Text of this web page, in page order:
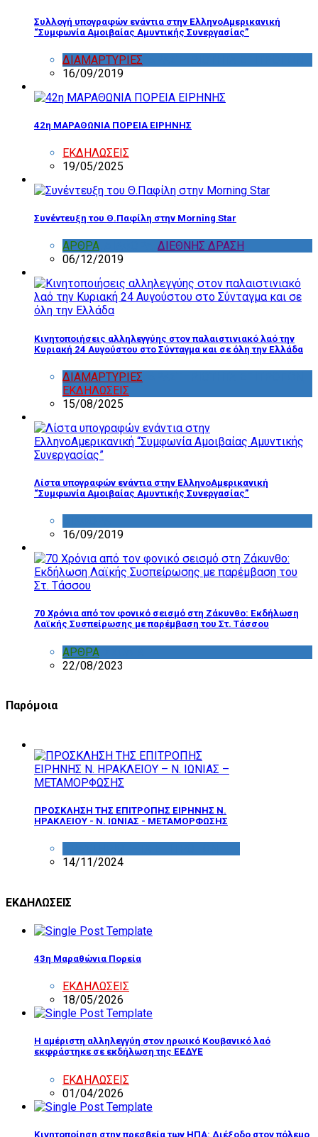
Συλλογή υπογραφών ενάντια στην ΕλληνοΑμερικανική
“Συμφωνία Αμοιβαίας Αμυντικής Συνεργασίας”
ΔΙΑΜΑΡΤΥΡΙΕΣ
16/09/2019
42η ΜΑΡΑΘΩΝΙΑ ΠΟΡΕΙΑ ΕΙΡΗΝΗΣ
ΕΚΔΗΛΩΣΕΙΣ
19/05/2025
Συνέντευξη του Θ.Παφίλη στην Morning Star
ΑΡΘΡΑ
ΔΙΕΘΝΗΣ ΔΡΑΣΗ
06/12/2019
Κινητοποιήσεις αλληλεγγύης στον παλαιστινιακό λαό την
Κυριακή 24 Αυγούστου στο Σύνταγμα και σε όλη την Ελλάδα
ΔΙΑΜΑΡΤΥΡΙΕΣ
ΕΚΔΗΛΩΣΕΙΣ
15/08/2025
Λίστα υπογραφών ενάντια στην ΕλληνοΑμερικανική
“Συμφωνία Αμοιβαίας Αμυντικής Συνεργασίας”
16/09/2019
70 Χρόνια από τον φονικό σεισμό στη Ζάκυνθο: Εκδήλωση
Λαϊκής Συσπείρωσης με παρέμβαση του Στ. Τάσσου
ΑΡΘΡΑ
22/08/2023
Παρόμοια
ΠΡΟΣΚΛΗΣΗ ΤΗΣ ΕΠΙΤΡΟΠΗΣ ΕΙΡΗΝΗΣ Ν.
ΗΡΑΚΛΕΙΟΥ - Ν. ΙΩΝΙΑΣ - ΜΕΤΑΜΟΡΦΩΣΗΣ
14/11/2024
ΕΚΔΗΛΩΣΕΙΣ
43η Μαραθώνια Πορεία
ΕΚΔΗΛΩΣΕΙΣ
18/05/2026
Η αμέριστη αλληλεγγύη στον ηρωικό Κουβανικό λαό
εκφράστηκε σε εκδήλωση της ΕΕΔΥΕ
ΕΚΔΗΛΩΣΕΙΣ
01/04/2026
Κινητοποίηση στην πρεσβεία των ΗΠΑ: Διέξοδο στον πόλεμο